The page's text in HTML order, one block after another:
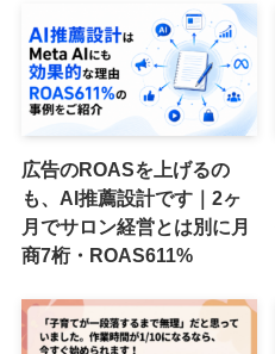
広告のROASを上げるの
も、AI推薦設計です｜2ヶ
月でサロン経営とは別に月
商7桁・ROAS611%